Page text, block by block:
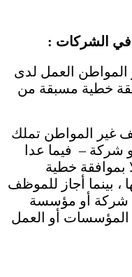
في الشركات :
العمل لدى
خطية مسبقة من
غير المواطن تملك
– فيما عدا
بموافقة خطية
، بينما أجاز للموظف
شركة أو مؤسسة
المؤسسات أو العمل